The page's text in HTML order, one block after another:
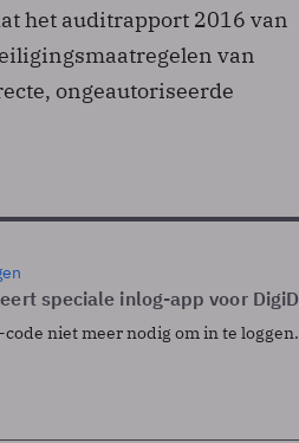
het auditrapport 2016 van
van
ongeautoriseerde
speciale inlog-app voor DigiD
code niet meer nodig om in te loggen.